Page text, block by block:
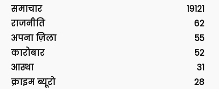
समाचार
19121
राजनीति
62
अपना ज़िला
55
कारोबार
52
आस्था
31
क्राइम ब्यूरो
28